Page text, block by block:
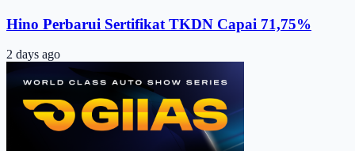
Hino Perbarui Sertifikat TKDN Capai 71,75%
2 days ago